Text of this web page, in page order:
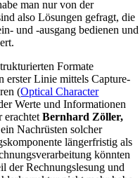
man nur von der
also Lösungen gefragt, die
und -ausgang bedienen und
Formate
erster Linie mittels Capture-
(Optical Character
Werte und Informationen
erachtetBernhard Zöller,
ein Nachrüsten solcher
längerfristig als
könnten
der Rechnungslesung und